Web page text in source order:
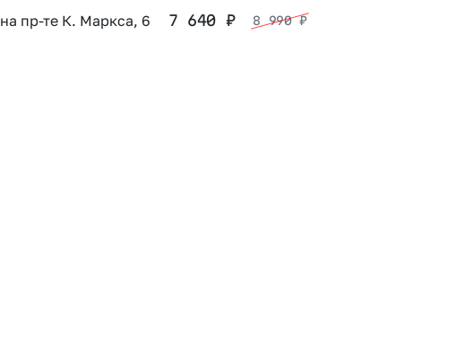
на пр-те К. Маркса, 6 7 640 ₽ 8 990₽